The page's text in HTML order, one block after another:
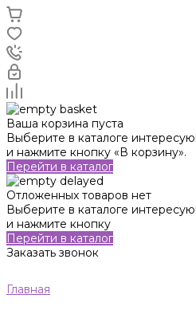
Ваша корзина пуста
Выберите в каталоге
и нажмите кнопку «В корзину».
Перейти в каталог
Отложенных товаров нет
Выберите в каталоге
и нажмите кнопку
Перейти в каталог
Заказать звонок
Главная